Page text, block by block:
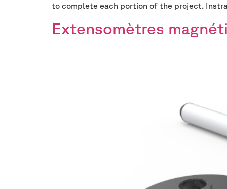
to complete each portion of the project.
Extensomètres